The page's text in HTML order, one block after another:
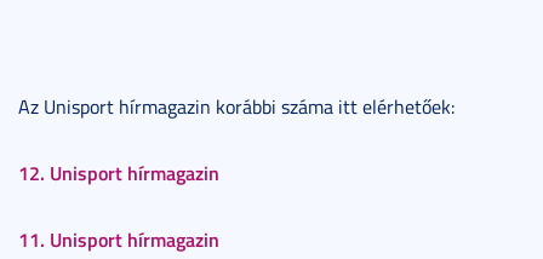
Az Unisport hírmagazin korábbi száma itt elérhetőek:
12. Unisport hírmagazin
11. Unisport hírmagazin